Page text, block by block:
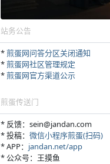
站务公告
*煎蛋网问答分区关闭通知
*煎蛋网社区管理规定
*煎蛋网官方渠道公示
煎蛋传送门
* 反馈：sein@jandan.com
* 投稿： 微信小程序煎蛋(扫码)
* APP： jandan.net/app
* 公众号：王摸鱼